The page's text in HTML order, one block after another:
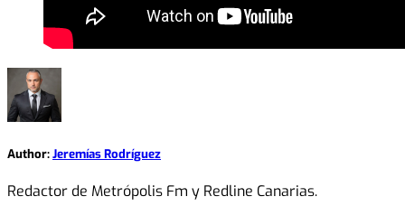
Author:Jeremías Rodríguez
Redactor de Metrópolis Fm y Redline Canarias.